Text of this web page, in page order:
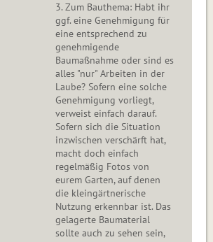
3. Zum Bauthema: Habt ihr
ggf. eine Genehmigung für
eine entsprechend zu
genehmigende
Baumaßnahme oder sind es
alles "nur" Arbeiten in der
Laube? Sofern eine solche
Genehmigung vorliegt,
verweist einfach darauf.
Sofern sich die Situation
inzwischen verschärft hat,
macht doch einfach
regelmäßig Fotos von
eurem Garten, auf denen
die kleingärtnerische
Nutzung erkennbar ist. Das
gelagerte Baumaterial
sollte auch zu sehen sein,